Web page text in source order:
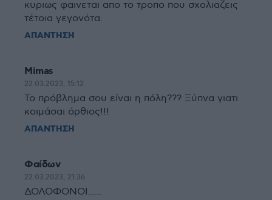
κυριως φαινεται απο το τροπο που σχολιαζεις
τέτοια γεγονότα.
ΑΠΑΝΤΗΣΗ
Mimas
22.03.2023, 15:12
Το πρόβλημα σου είναι η πόλη??? Ξύπνα γιατι
κοιμάσαι όρθιος!!!
ΑΠΑΝΤΗΣΗ
Φαίδων
22.03.2023, 21:36
ΔΟΛΟΦΟΝΟΙ......